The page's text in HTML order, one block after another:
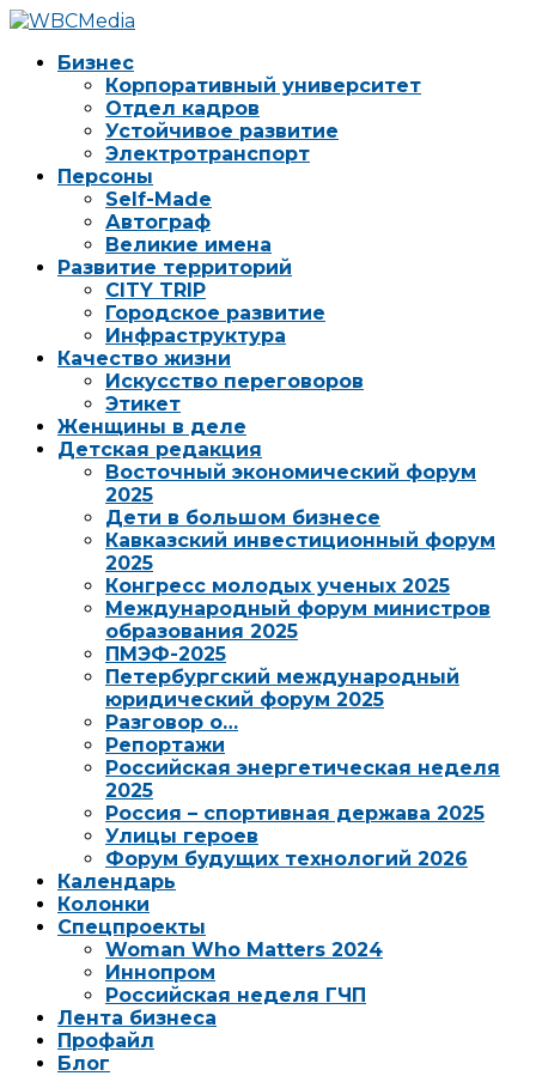
Бизнес
Корпоративный университет
Отдел кадров
Устойчивое развитие
Электротранспорт
Персоны
Self-Made
Автограф
Великие имена
Развитие территорий
CITY TRIP
Городское развитие
Инфраструктура
Качество жизни
Искусство переговоров
Этикет
Женщины в деле
Детская редакция
Восточный экономический форум
2025
Дети в большом бизнесе
Кавказский инвестиционный форум
2025
Конгресс молодых ученых 2025
Международный форум министров
образования 2025
ПМЭФ-2025
Петербургский международный
юридический форум 2025
Разговор о…
Репортажи
Российская энергетическая неделя
2025
Россия – спортивная держава 2025
Улицы героев
Форум будущих технологий 2026
Календарь
Колонки
Спецпроекты
Woman Who Matters 2024
Иннопром
Российская неделя ГЧП
Лента бизнеса
Профайл
Блог